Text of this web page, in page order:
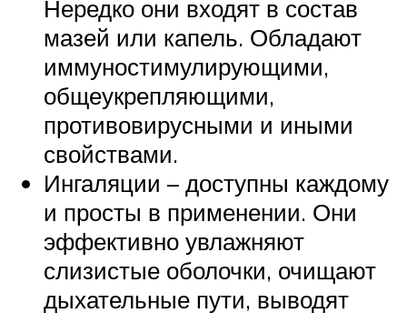
Нередко они входят в состав
мазей или капель. Обладают
иммуностимулирующими,
общеукрепляющими,
противовирусными и иными
свойствами.
Ингаляции – доступны каждому
и просты в применении. Они
эффективно увлажняют
слизистые оболочки, очищают
дыхательные пути, выводят